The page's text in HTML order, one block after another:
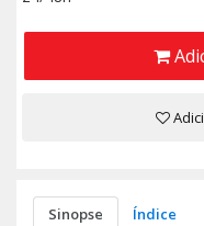
Sinopse Índice